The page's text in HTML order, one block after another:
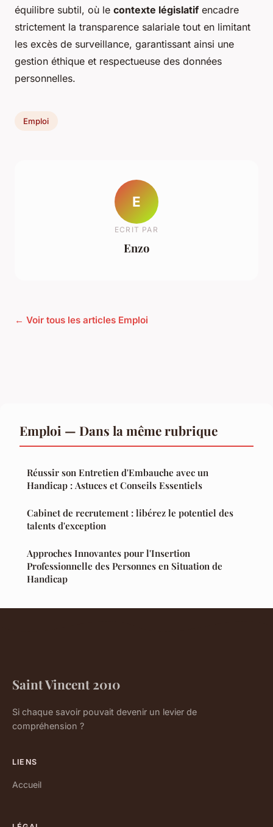
équilibre subtil, où le contexte législatifencadre
strictement la transparence salariale tout en limitant
les excès de surveillance, garantissant ainsi une
gestion éthique et respectueuse des données
personnelles.
Emploi
E
ECRIT PAR
Enzo
← Voir tous les articles Emploi
Emploi — Dans la même rubrique
Réussir son Entretien d'Embauche avec un
Handicap : Astuces et Conseils Essentiels
Cabinet de recrutement : libérez le potentiel des
talents d'exception
Approches Innovantes pour l'Insertion
Professionnelle des Personnes en Situation de
Handicap
Saint Vincent 2010
Si chaque savoir pouvait devenir un levier de
compréhension ?
LIENS
Accueil